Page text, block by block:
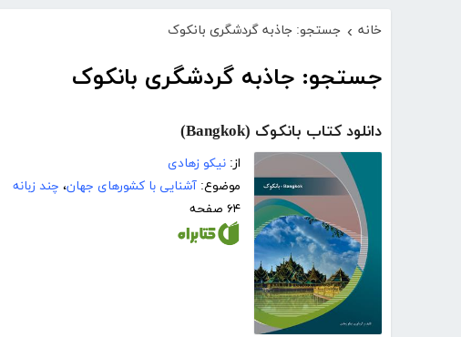
خانه › جستجو: جاذبه گردشگری بانکوک
جستجو: جاذبه گردشگری بانکوک
دانلود کتاب بانکوک (Bangkok)
از: نیکو زهادی
موضوع: آشنایی با کشورهای جهان، چند زبانه
۶۴ صفحه